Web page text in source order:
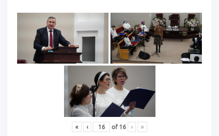
« ‹ of 16 › »